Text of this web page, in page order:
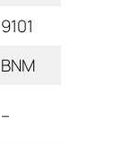
9101
BNM
–